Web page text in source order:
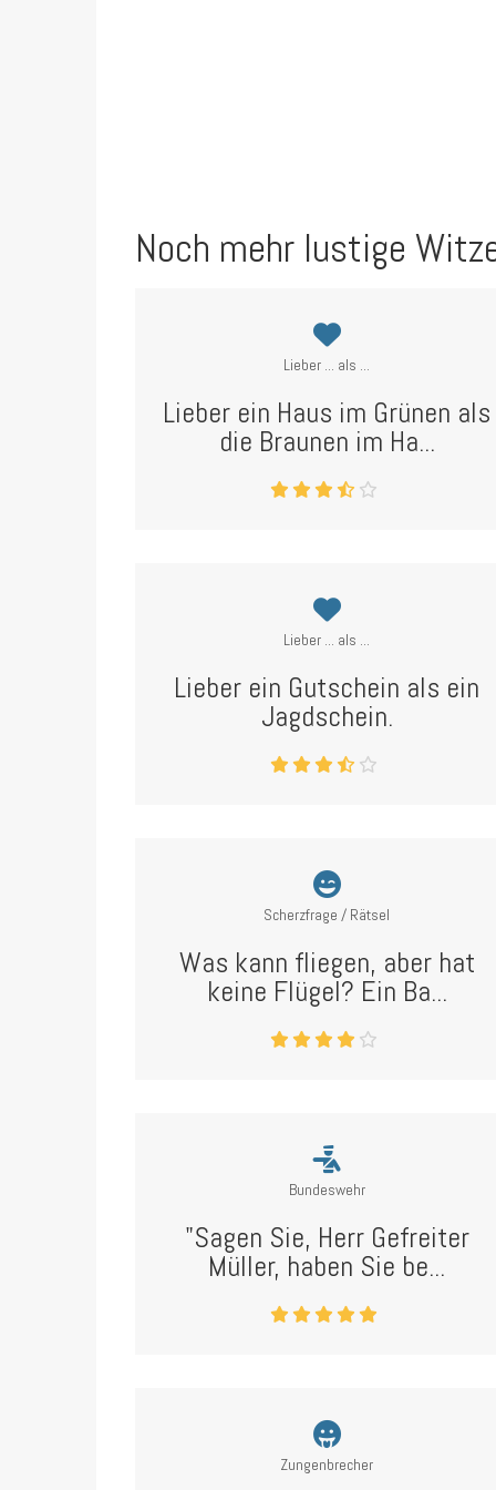
Noch mehr lustige
Lieber ... als ...
Lieber ein Haus im Grünen als
die Braunen im Ha...
Lieber ... als ...
Lieber ein Gutschein als ein
Jagdschein.
Scherzfrage / Rätsel
Was kann fliegen, aber hat
keine Flügel? Ein Ba...
Bundeswehr
"Sagen Sie, Herr Gefreiter
Müller, haben Sie be...
Zungenbrecher